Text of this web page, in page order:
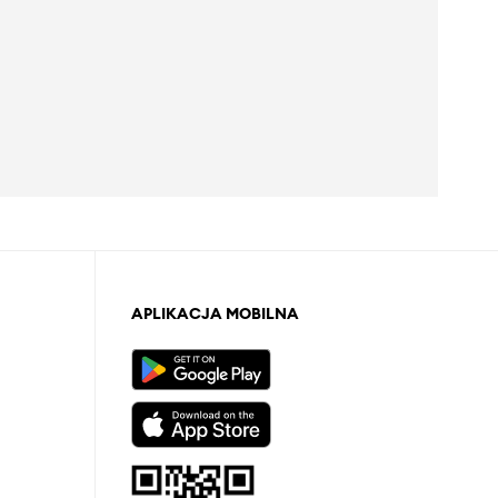
APLIKACJA MOBILNA